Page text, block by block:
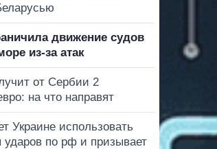
движение судов
из-за атак
от Сербии 2
на что направят
Украине использовать
ударов по рф и призывает